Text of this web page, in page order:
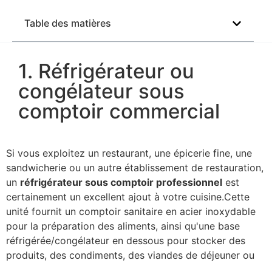
Table des matières
1. Réfrigérateur ou
congélateur sous
comptoir commercial
Si vous exploitez un restaurant, une épicerie fine, une
sandwicherie ou un autre établissement de restauration,
un réfrigérateur sous comptoir professionnel est
certainement un excellent ajout à votre cuisine.Cette
unité fournit un comptoir sanitaire en acier inoxydable
pour la préparation des aliments, ainsi qu'une base
réfrigérée/congélateur en dessous pour stocker des
produits, des condiments, des viandes de déjeuner ou